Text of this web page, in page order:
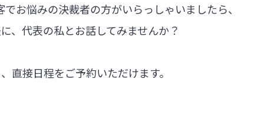
お悩みの決裁者の方がいらっしゃいましたら、
、代表の私とお話してみませんか？
直接日程をご予約いただけます。